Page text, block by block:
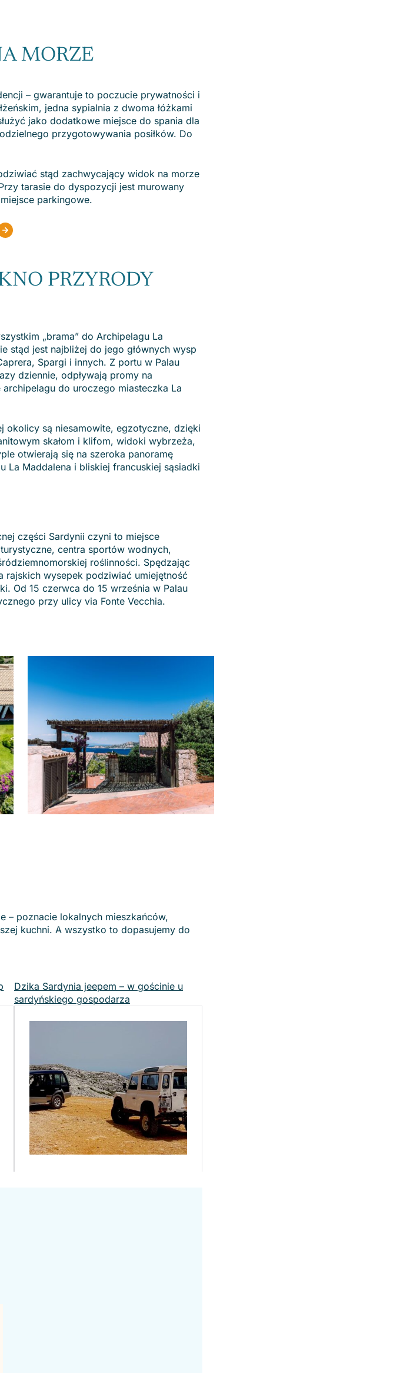
MORZE
– gwarantuje to poczucie prywatności i
jedna sypialnia z dwoma łóżkami
jako dodatkowe miejsce do spania dla
przygotowywania posiłków. Do
stąd zachwycający widok na morze
tarasie do dyspozycji jest murowany
parkingowe.
PRZYRODY
„brama” do Archipelagu La
stąd jest najbliżej do jego głównych wysp
Spargi i innych. Z portu w Palau
dziennie, odpływają promy na
archipelagu do uroczego miasteczka La
okolicy są niesamowite, egzotyczne, dzięki
skałom i klifom, widoki wybrzeża,
otwierają się na szeroka panoramę
La Maddalena i bliskiej francuskiej sąsiadki
części Sardynii czyni to miejsce
centra sportów wodnych,
roślinności. Spędzając
rajskich wysepek podziwiać umiejętność
Od 15 czerwca do 15 września w Palau
przy ulicy via Fonte Vecchia.
– poznacie lokalnych mieszkańców,
kuchni. A wszystko to dopasujemy do
Dzika Sardynia jeepem – w gościnie u
sardyńskiego gospodarza